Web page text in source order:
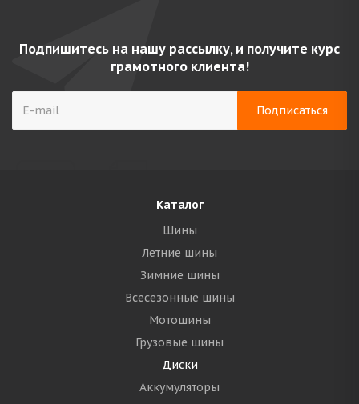
Подпишитесь на нашу рассылку, и получите курс
грамотного клиента!
Каталог
Шины
Летние шины
Зимние шины
Всесезонные шины
Мотошины
Грузовые шины
Диски
Аккумуляторы